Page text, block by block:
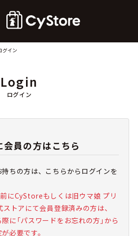
グイン
ログイン
Login
会員の方はこちら
ちの方は、こちらからログインを
にCyStoreもしくは旧ウマ娘 プリ
トアにて会員登録済みの方は、
に「パスワードをお忘れの方」から
必要です。